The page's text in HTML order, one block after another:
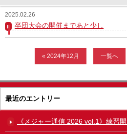
想い出アルバム
卒団生の声
「体験」「見学」お申し込み／その
2025.02.26
卒団大会の開催まであと少し
« 2024年12月 一覧へ
最近のエントリー
《メジャー通信 2026 vol.1》練習